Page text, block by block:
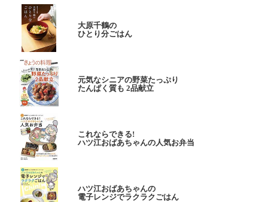
大原千鶴の
ひとり分ごはん
元気なシニアの野菜たっぷり
たんぱく質も 2品献立
これならできる!
ハツ江おばあちゃんの人気お弁当
ハツ江おばあちゃんの
電子レンジでラクラクごはん